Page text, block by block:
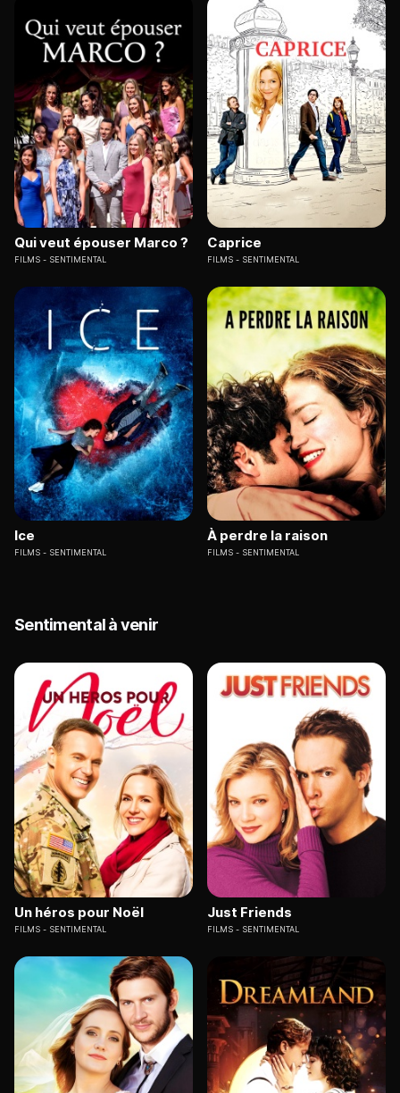
Qui veut épouser Marco ?
FILMS SENTIMENTAL
Caprice
FILMS SENTIMENTAL
Ice
FILMS SENTIMENTAL
À perdre la raison
FILMS SENTIMENTAL
Sentimental à venir
Un héros pour Noël
FILMS SENTIMENTAL
Just Friends
FILMS SENTIMENTAL